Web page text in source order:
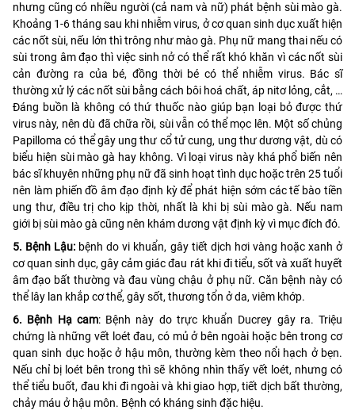
nhưng cũng có nhiều người (cả nam và nữ) phát bệnh sùi mào gà.
Khoảng 1-6 tháng sau khi nhiễm virus, ở cơ quan sinh dục xuất hiện
các nốt sùi, nếu lớn thì trông như mào gà. Phụ nữ mang thai nếu có
sùi trong âm đạo thì việc sinh nở có thể rất khó khăn vì các nốt sùi
cản đường ra của bé, đồng thời bé có thể nhiễm virus. Bác sĩ
thường xử lý các nốt sùi bằng cách bôi hoá chất, áp nitơ lỏng, cắt, …
Đáng buồn là không có thứ thuốc nào giúp bạn loại bỏ được thứ
virus này, nên dù đã chữa rồi, sùi vẫn có thể mọc lên. Một số chủng
Papilloma có thể gây ung thư cổ tử cung, ung thư dương vật, dù có
biểu hiện sùi mào gà hay không. Vì loại virus này khá phổ biến nên
bác sĩ khuyên những phụ nữ đã sinh hoạt tình dục hoặc trên 25 tuổi
nên làm phiến đồ âm đạo định kỳ để phát hiện sớm các tế bào tiền
ung thư, điều trị cho kịp thời, nhất là khi bị sùi mào gà. Nếu nam
giới bị sùi mào gà cũng nên khám dương vật định kỳ vì mục đích đó.
5. Bệnh Lậu: bệnh do vi khuẩn, gây tiết dịch hơi vàng hoặc xanh ở
cơ quan sinh dục, gây cảm giác đau rát khi đi tiểu, sốt và xuất huyết
âm đạo bất thường và đau vùng chậu ở phụ nữ. Căn bệnh này có
thể lây lan khắp cơ thể, gây sốt, thương tổn ở da, viêm khớp.
6. Bệnh Hạ cam: Bệnh này do trực khuẩn Ducrey gây ra. Triệu
chứng là những vết loét đau, có mủ ở bên ngoài hoặc bên trong cơ
quan sinh dục hoặc ở hậu môn, thường kèm theo nổi hạch ở bẹn.
Nếu chỉ bị loét bên trong thì sẽ không nhìn thấy vết loét, nhưng có
thể tiểu buốt, đau khi đi ngoài và khi giao hợp, tiết dịch bất thường,
chảy máu ở hậu môn. Bệnh có kháng sinh đặc hiệu.